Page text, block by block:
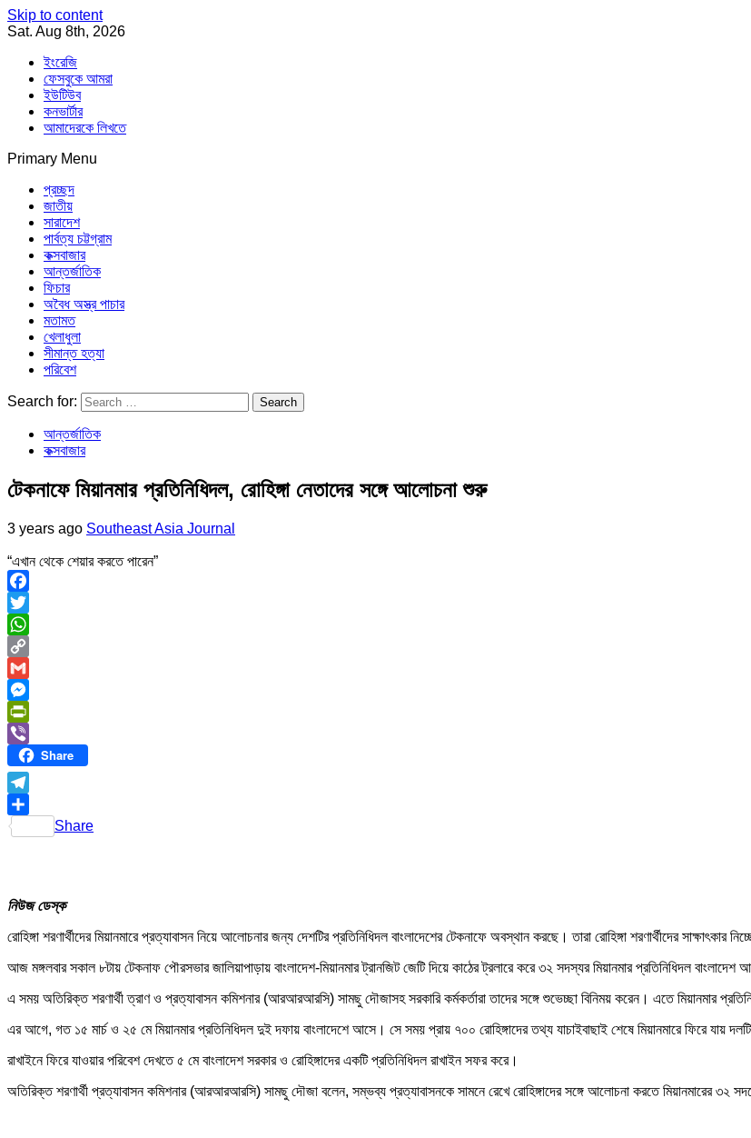
Skip to content
Sat. Aug 8th, 2026
ইংরেজি
ফেসবুকে আমরা
ইউটিউব
কনভার্টার
আমাদেরকে লিখতে
Primary Menu
Southeast Asia Journal
প্রচ্ছদ
জাতীয়
সারাদেশ
পার্বত্য চট্টগ্রাম
কক্সবাজার
আন্তর্জাতিক
ফিচার
অবৈধ অস্ত্র পাচার
মতামত
খেলাধুলা
সীমান্ত হত্যা
পরিবেশ
Search for:
আন্তর্জাতিক
কক্সবাজার
টেকনাফে মিয়ানমার প্রতিনিধিদল, রোহিঙ্গা নেতাদের সঙ্গে আলোচনা শুরু
3 years ago Southeast Asia Journal
“এখান থেকে শেয়ার করতে পারেন”
Facebook
Twitter
WhatsApp
Copy
Link
Gmail
Messenger
PrintFriendly
ViberShare
Telegram
Share
নিউজ ডেস্ক
রোহিঙ্গা শরণার্থীদের মিয়ানমারে প্রত্যাবাসন নিয়ে আলোচনার জন্য দেশটির প্রতিনিধিদল বাংলাদেশের টেকনাফে অবস্থান করছে। তারা রোহিঙ্গা শরণার্থীদের সাক্ষাৎকার
আজ মঙ্গলবার সকাল ৮টায় টেকনাফ পৌরসভার জালিয়াপাড়ায় বাংলাদেশ-মিয়ানমার ট্রানজিট জেটি দিয়ে কাঠের ট্রলারে করে ৩২ সদস্যর মিয়ানমার প্রতিনিধিদল বাংলাদেশ
এ সময় অতিরিক্ত শরণার্থী ত্রাণ ও প্রত্যাবাসন কমিশনার (আরআরআরসি) সামছু দৌজাসহ সরকারি কর্মকর্তারা তাদের সঙ্গে শুভেচ্ছা বিনিময় করেন। এতে মিয়ানমার
এর আগে, গত ১৫ মার্চ ও ২৫ মে মিয়ানমার প্রতিনিধিদল দুই দফায় বাংলাদেশে আসে। সে সময় প্রায় ৭০০ রোহিঙ্গাদের তথ্য যাচাইবাছাই শেষে মিয়ানমারে ফিরে যায়
রাখাইনে ফিরে যাওয়ার পরিবেশ দেখতে ৫ মে বাংলাদেশ সরকার ও রোহিঙ্গাদের একটি প্রতিনিধিদল রাখাইন সফর করে।
অতিরিক্ত শরণার্থী প্রত্যাবাসন কমিশনার (আরআরআরসি) সামছু দৌজা বলেন, সম্ভব্য প্রত্যাবাসনকে সামনে রেখে রোহিঙ্গাদের সঙ্গে আলোচনা করতে মিয়ানমারের ৩২